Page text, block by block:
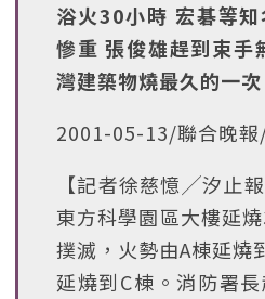
浴火30小時 宏碁等
慘重 張俊雄趕到束手
灣建築物燒最久的一次
2001-05-13/聯合晚
【記者徐慈憶╱汐止
東方科學園區大樓延
撲滅，火勢由A棟延燒
延燒到C棟。消防署